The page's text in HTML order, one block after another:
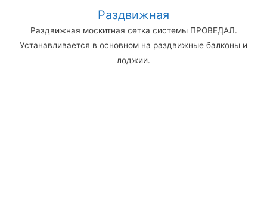
Раздвижная
Раздвижная москитная сетка системы ПРОВЕДАЛ.
Устанавливается в основном на раздвижные балконы и
лоджии.